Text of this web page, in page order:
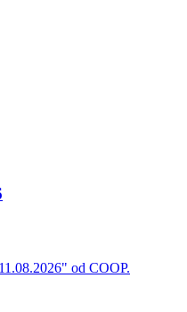
od COOP.